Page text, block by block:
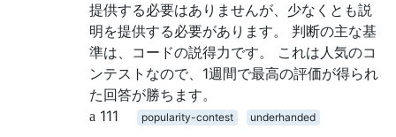
提供する必要はありませんが、少なくとも説
明を提供する必要があります。 判断の主な基
準は、コードの説得力です。 これは人気のコ
ンテストなので、1週間で最高の評価が得られ
た回答が勝ちます。
111
popularity-contest underhanded